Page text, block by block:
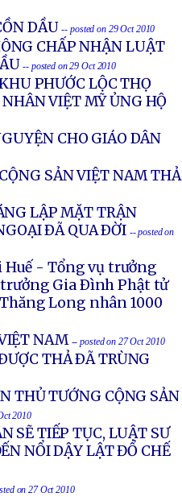
DẦU-- posted on 29 Oct 2010
CHẤP NHẬN LUẬT
-- posted on 29 Oct 2010
PHƯỚC LỘC THỌ
VIỆT MỸ ỦNG HỘ
CHO GIÁO DÂN
SẢN VIỆT NAM THẢ
LẬP MẶT TRẬN
ÐÃ QUA ÐỜI -- posted on
Huế - Tổng vụ trưởng
Gia Ðình Phật tử
Long nhân 1000
NAM -- posted on 27 Oct 2010
THẢ ÐÃ TRÙNG
THỦ TƯỚNG CỘNG SẢN
2010
SẼ TIẾP TỤC, LUẬT SƯ
NỔI DẬY LẬT ĐỔ CHẾ
on 27 Oct 2010